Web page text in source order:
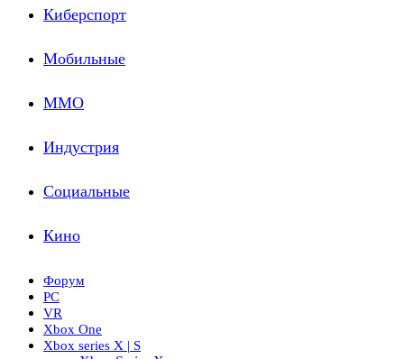
Киберспорт
Мобильные
ММО
Индустрия
Социальные
Кино
Форум
PC
VR
Xbox One
Xbox series X | S